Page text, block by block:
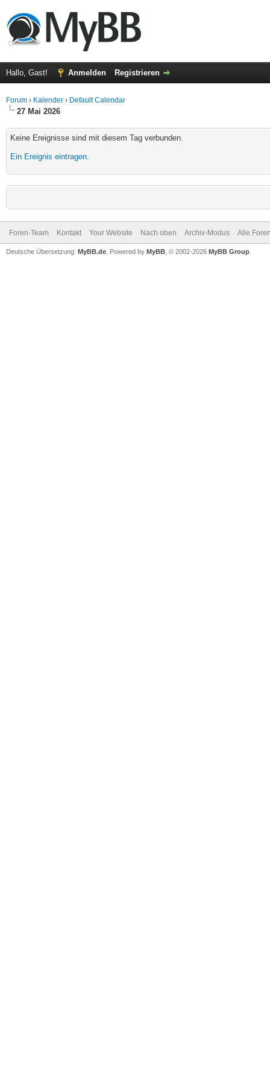
Hallo, Gast! Anmelden Registrieren
Forum › Kalender › Default Calendar
27 Mai 2026
Keine Ereignisse sind mit diesem Tag verbunden.
Ein Ereignis eintragen.
Foren-Team Kontakt Your Website Nach oben Archiv-Modus Alle
Deutsche Übersetzung: MyBB.de , Powered by MyBB , © 2002-2026 MyBB Group